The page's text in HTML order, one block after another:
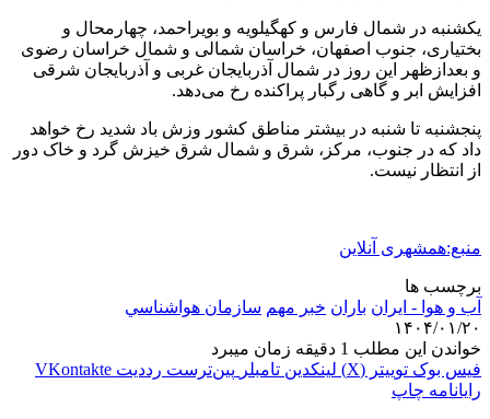
یکشنبه در شمال فارس و کهگیلویه و بویراحمد، چهارمحال و
بختیاری، جنوب اصفهان، خراسان شمالی و شمال خراسان رضوی
و بعدازظهر این روز در شمال آذربایجان غربی و آذربایجان شرقی
افزایش ابر و گاهی رگبار پراکنده رخ می‌دهد.
پنجشنبه تا شنبه در بیشتر مناطق کشور وزش باد شدید رخ خواهد
داد که در جنوب، مرکز، شرق و شمال شرق خیزش گرد و خاک دور
از انتظار نیست.
منبع:همشهری آنلاین
برچسب ها
آب و هوا - ایران باران خبر مهم سازمان هواشناسي
۱۴۰۴/۰۱/۲۰
خواندن این مطلب 1 دقیقه زمان میبرد
فیس بوک توییتر (X) لینکدین ‫تامبلر ‫پین‌ترست ‫رددیت ‫VKontakte
رایانامه چاپ